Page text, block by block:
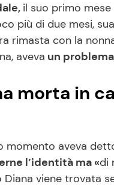
il suo primo
più di due mesi,
rimasta con la
aveva un
morta in
momento aveva
l’identità ma «di
viene trovata